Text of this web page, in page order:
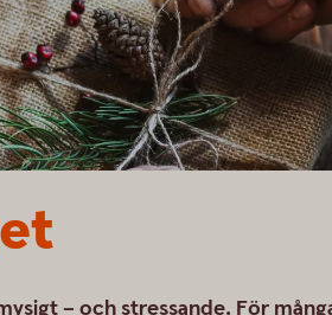
– och stressande. För